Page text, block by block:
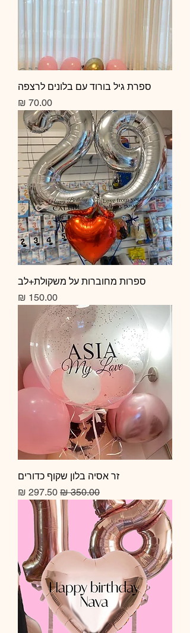
ספרת גיל בורוד עם בלונים לרצפה
מחיר
ספרות מחוברות על משקולת+לב
מחיר
זר אסיה בלון שקוף כדורים
מחיר רגיל מחיר מבצע